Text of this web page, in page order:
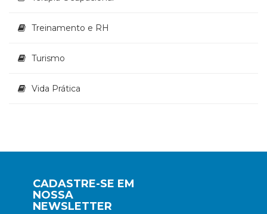
Treinamento e RH
Turismo
Vida Prática
CADASTRE-SE EM
NOSSA
NEWSLETTER